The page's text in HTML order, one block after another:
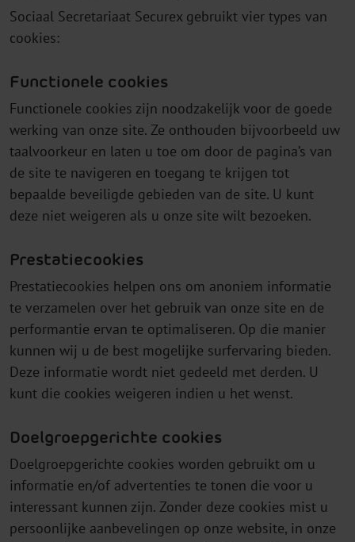
Sociaal Secretariaat Securex gebruikt vier types van
cookies:
Functionele cookies
Functionele cookies zijn noodzakelijk voor de goede
werking van onze site. Ze onthouden bijvoorbeeld uw
taalvoorkeur en laten u toe om door de pagina’s van
de site te navigeren en toegang te krijgen tot
bepaalde beveiligde gebieden van de site. U kunt
deze niet weigeren als u onze site wilt bezoeken.
Prestatiecookies
Prestatiecookies helpen ons om anoniem informatie
te verzamelen over het gebruik van onze site en de
performantie ervan te optimaliseren. Op die manier
kunnen wij u de best mogelijke surfervaring bieden.
Deze informatie wordt niet gedeeld met derden. U
kunt die cookies weigeren indien u het wenst.
Doelgroepgerichte cookies
Doelgroepgerichte cookies worden gebruikt om u
informatie en/of advertenties te tonen die voor u
interessant kunnen zijn. Zonder deze cookies mist u
persoonlijke aanbevelingen op onze website, in onze